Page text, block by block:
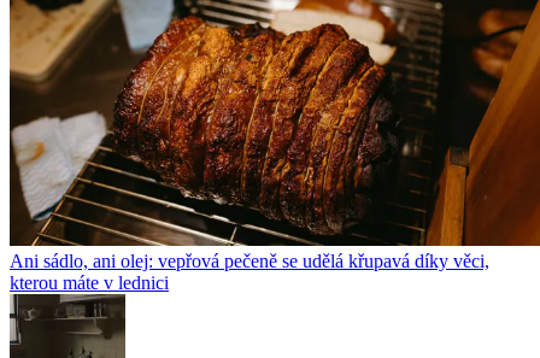
Ani sádlo, ani olej: vepřová pečeně se udělá křupavá díky věci,
kterou máte v lednici